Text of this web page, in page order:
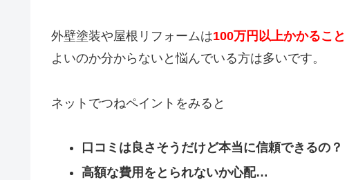
外壁塗装や屋根リフォームは100万円以上かかること
よいのか分からないと悩んでいる方は多いです。
ネットでつねペイントをみると
口コミは良さそうだけど本当に信頼できるの？
高額な費用をとられないか心配…